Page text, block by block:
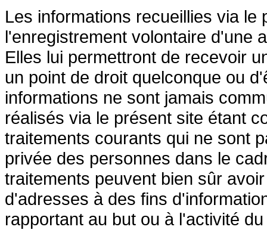
Les informations recueillies via le
l'enregistrement volontaire d'une
Elles lui permettront de recevoir
un point de droit quelconque ou
informations ne sont jamais
réalisés via le présent site étant
traitements courants qui ne sont
privée des personnes dans le
traitements peuvent bien sûr
d'adresses à des fins
rapportant au but ou à l'activité